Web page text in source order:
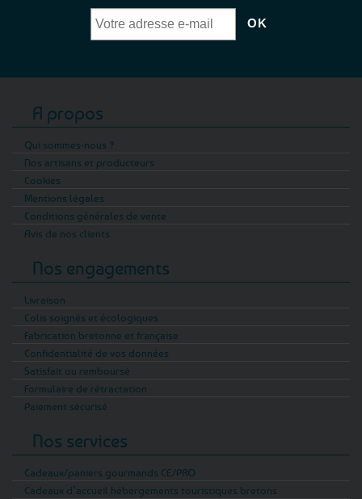
A propos
Qui sommes-nous ?
Nos artisans et producteurs
Cookies
Mentions légales
Conditions générales de vente
Avis de nos clients
Nos engagements
Livraison
Colis soignés et écologiques
Fabrication bretonne et française
Confidentialité de vos données
Satisfait ou remboursé
Formulaire de rétractation
Paiement sécurisé
Nos services
Cadeaux/paniers gourmands CE/PRO
Cadeaux d’accueil hébergements touristiques bretons